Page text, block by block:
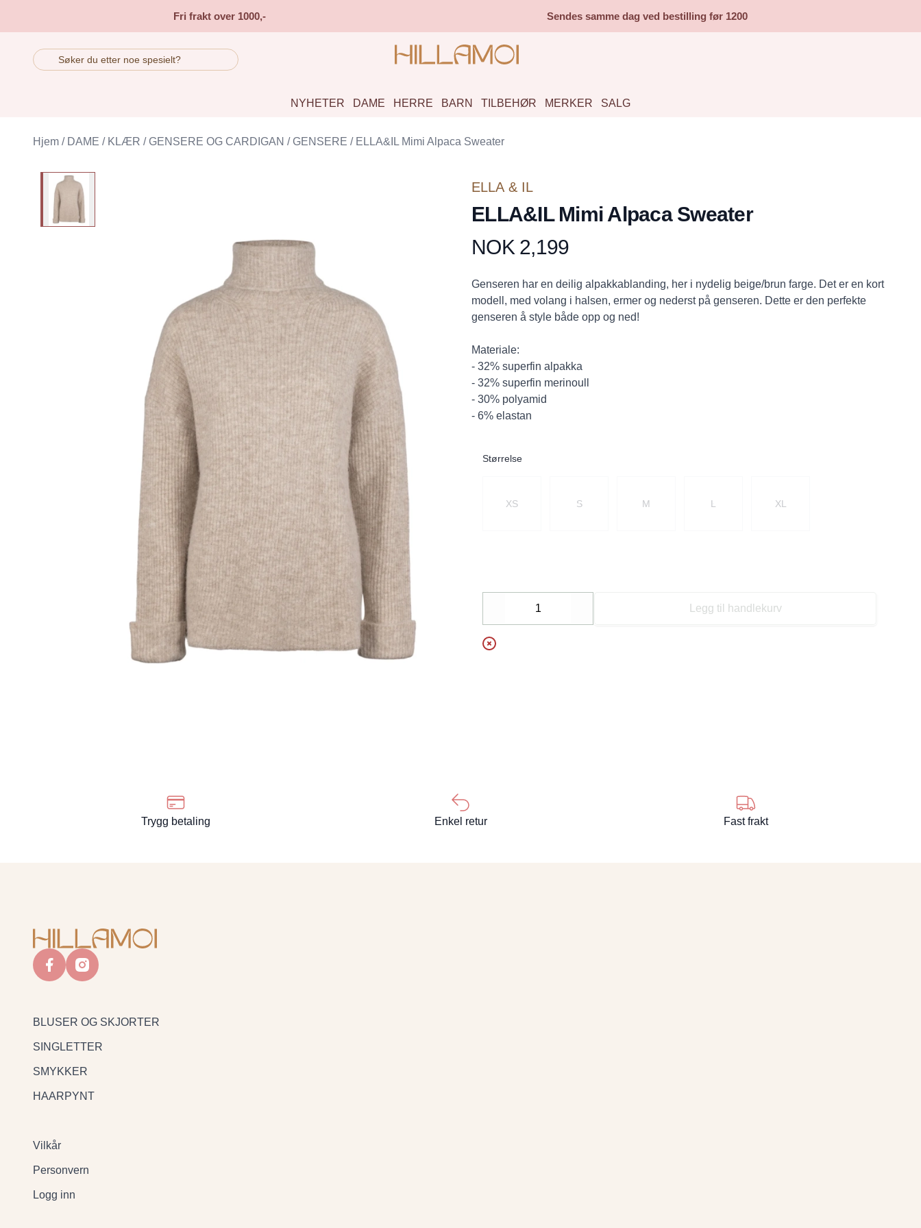
Fri frakt over 1000,- Sendes samme dag ved bestilling før 1200
NYHETER DAME HERRE BARN TILBEHØR MERKER SALG
Hjem / DAME / KLÆR / GENSERE OG CARDIGAN / GENSERE / ELLA&IL Mimi Alpaca Sweater
ELLA & IL
ELLA&IL Mimi Alpaca Sweater
Produktdetaljer
NOK 2,199
Description
Genseren har en deilig alpakkablanding, her i nydelig beige/brun farge. Det er en kort
modell, med volang i halsen, ermer og nederst på genseren. Dette er den perfekte
genseren å style både opp og ned!
Materiale:
- 32% superfin alpakka
- 32% superfin merinoull
- 30% polyamid
- 6% elastan
Størrelse
XS S M L XL
Decrease
Legg til handlekurv
Trygg betaling Enkel retur Fast frakt
facebookinstagram
BLUSER OG SKJORTER
SINGLETTER
SMYKKER
HAARPYNT
Vilkår
Personvern
Logg inn